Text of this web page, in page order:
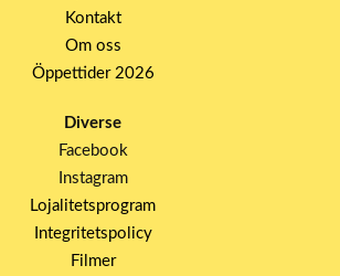
Kontakt
Om oss
Öppettider 2026
Diverse
Facebook
Instagram
Lojalitetsprogram
Integritetspolicy
Filmer